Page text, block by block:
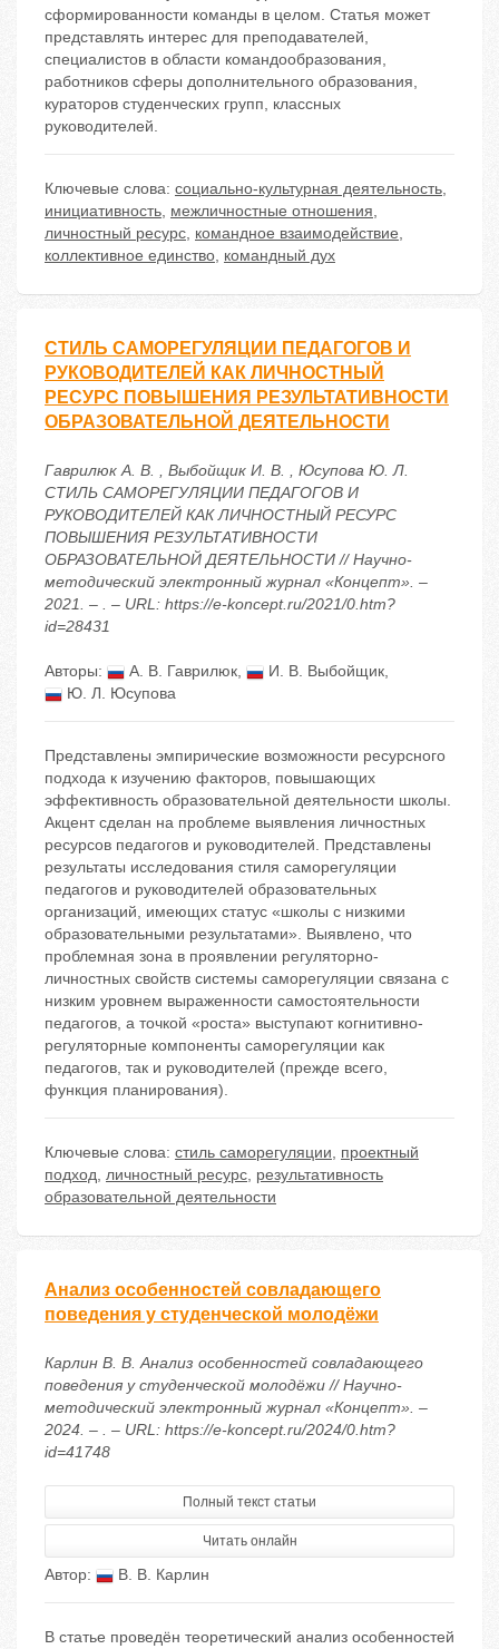
сформированности команды в целом. Статья может
представлять интерес для преподавателей,
специалистов в области командообразования,
работников сферы дополнительного образования,
кураторов студенческих групп, классных
руководителей.
Ключевые слова: социально-культурная деятельность,
инициативность, межличностные отношения,
личностный ресурс, командное взаимодействие,
коллективное единство, командный дух
СТИЛЬ САМОРЕГУЛЯЦИИ ПЕДАГОГОВ И
РУКОВОДИТЕЛЕЙ КАК ЛИЧНОСТНЫЙ
РЕСУРС ПОВЫШЕНИЯ РЕЗУЛЬТАТИВНОСТИ
ОБРАЗОВАТЕЛЬНОЙ ДЕЯТЕЛЬНОСТИ
Гаврилюк А. В. , Выбойщик И. В. , Юсупова Ю. Л.
СТИЛЬ САМОРЕГУЛЯЦИИ ПЕДАГОГОВ И
РУКОВОДИТЕЛЕЙ КАК ЛИЧНОСТНЫЙ РЕСУРС
ПОВЫШЕНИЯ РЕЗУЛЬТАТИВНОСТИ
ОБРАЗОВАТЕЛЬНОЙ ДЕЯТЕЛЬНОСТИ // Научно-
методический электронный журнал «Концепт». –
2021. – . – URL: https://e-koncept.ru/2021/0.htm?
id=28431
Авторы: А. В. Гаврилюк, И. В. Выбойщик,
Ю. Л. Юсупова
Представлены эмпирические возможности ресурсного
подхода к изучению факторов, повышающих
эффективность образовательной деятельности школы.
Акцент сделан на проблеме выявления личностных
ресурсов педагогов и руководителей. Представлены
результаты исследования стиля саморегуляции
педагогов и руководителей образовательных
организаций, имеющих статус «школы с низкими
образовательными результатами». Выявлено, что
проблемная зона в проявлении регуляторно-
личностных свойств системы саморегуляции связана с
низким уровнем выраженности самостоятельности
педагогов, а точкой «роста» выступают когнитивно-
регуляторные компоненты саморегуляции как
педагогов, так и руководителей (прежде всего,
функция планирования).
Ключевые слова: стиль саморегуляции, проектный
подход, личностный ресурс, результативность
образовательной деятельности
Анализ особенностей совладающего
поведения у студенческой молодёжи
Карлин В. В. Анализ особенностей совладающего
поведения у студенческой молодёжи // Научно-
методический электронный журнал «Концепт». –
2024. – . – URL: https://e-koncept.ru/2024/0.htm?
id=41748
Полный текст статьи
Читать онлайн
Автор: В. В. Карлин
В статье проведён теоретический анализ особенностей